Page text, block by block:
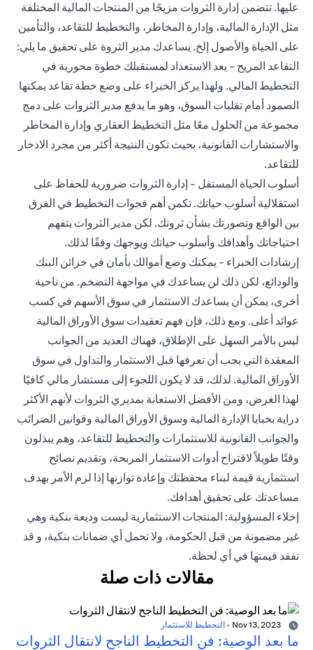
عليها. تتضمن إدارة الثروات مزيجًا من المنتجات المالية المختلفة
مثل الإدارة المالية، وإدارة المخاطر، والتخطيط للتقاعد، والتأمين
على الحياة والأصول إلخ. يساعدك مدير الثروة على تحقيق ما يلي:
التقاعد المريح - يعد الاستعداد لمستقبلك خطوة محورية في
التخطيط المالي. ولهذا يركز الخبراء على وضع خطة تقاعد يمكنها
الصمود أمام تقلبات السوق، وهو ما يدفع مدير الثروات على دمج
مجموعة من الحلول معًا مثل التخطيط العقاري وإدارة المخاطر
والاستشارات القانونية، بحيث تكون النتيجة أكثر من مجرد الادخار
للتقاعد.
أسلوب الحياة المستقل - إدارة الثروات ضرورية للحفاظ على
استقلالية أسلوب حياتك. تكمن أهم فجوات التخطيط في الفرق
بين الواقع وتصورتك بشأن ثروتك. لكن مدير الثروات يتفهم
احتياجاتك وأهدافك وأسلوب حياتك ويوجهك وفقًا لذلك.
إرشادات الخبراء - يمكنك وضع أموالك بأمان في خزائن البنك
والودائع، لكن ذلك لن يساعدك في مواجهة التضخم. من ناحية
أخرى، يمكن أن يساعدك الاستثمار في سوق الأسهم في كسب
عوائد أعلى. ومع ذلك، فإن فهم تعقيدات سوق الأوراق المالية
ليس بالأمر السهل على الإطلاق، فهناك العديد من الجوانب
المعقدة التي يجب أن تعرفها قبل الاستثمار والتداول في سوق
الأوراق المالية. لذلك، قد لا يكون اللجوء إلى مستشار مالي كافيًا
لهذا الغرض، ومن الأفضل الاستعانة بمديري الثروات لأنهم الأكثر
دراية بخبايا الإدارة المالية وسوق الأوراق المالية وقوانين الضرائب
والجوانب القانونية للاستثمارات والتخطيط للتقاعد، وهم يبذلون
وقتًا طويلاً لاقتراح أدوات الاستثمار المربحة، وتقديم نصائح
استثمارية قيمة لبناء محفظتك وإعادة توازنها إذا لزم الأمر بهدف
مساعدتك على تحقيق أهدافك.
إخلاء المسؤولية: المنتجات الاستثمارية ليست وديعة بنكية وهي
غير مضمونة من قبل الحكومة، ولا تحمل أي ضمانات بنكية، و قد
تفقد قيمتها في أي لحظة.
مقالات ذات صلة
- التخطيط للاستثمار
ما بعد الوصية: فن التخطيط الناجح لانتقال الثروات